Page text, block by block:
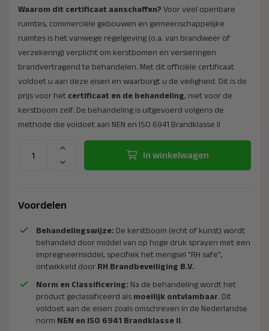
Waarom dit certificaat aanschaffen? Voor veel openbare
ruimtes, commerciële gebouwen en gemeenschappelijke
ruimtes is het vanwege regelgeving (o.a. van brandweer of
verzekering) verplicht om kerstbomen en versieringen
brandvertragend te behandelen. Met dit officiële certificaat
voldoet u aan deze eisen en waarborgt u de veiligheid. Dit is de
prijs voor het certificaat en de behandeling, niet voor de
kerstboom zelf. De behandeling is uitgevoerd volgens de
methode die voldoet aan NEN en ISO 6941 Brandklasse II
In winkelwagen
Voordelen
Behandelingswijze: De kerstboom (echt of kunst) wordt
behandeld door middel van op hoge druk sprayen met een
impregneermiddel, specifiek het mengsel "RH safe",
ontwikkeld door RH Brandbeveiliging B.V.
Norm en Classificering: Na de behandeling wordt het
product geclassificeerd als moeilijk ontvlambaar. Dit
voldoet aan de eisen zoals omschreven in de Nederlandse
norm NEN en ISO 6941 Brandklasse II.